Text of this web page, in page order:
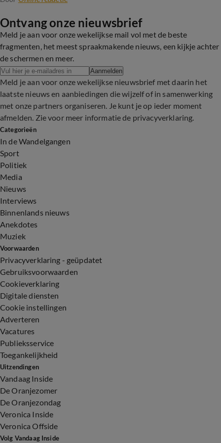
Ontvang onze nieuwsbrief
Meld je aan voor onze wekelijkse mail vol met de beste
fragmenten, het meest spraakmakende nieuws, een kijkje achter
de schermen en meer.
Aanmelden
Meld je aan voor onze wekelijkse nieuwsbrief met daarin het
laatste nieuws en aanbiedingen die wijzelf of in samenwerking
met onze partners organiseren. Je kunt je op ieder moment
afmelden. Zie voor meer informatie de privacyverklaring.
Categorieën
In de Wandelgangen
Sport
Politiek
Media
Nieuws
Interviews
Binnenlands nieuws
Anekdotes
Muziek
Voorwaarden
Privacyverklaring - geüpdatet
Gebruiksvoorwaarden
Cookieverklaring
Digitale diensten
Cookie instellingen
Adverteren
Vacatures
Publieksservice
Toegankelijkheid
Uitzendingen
Vandaag Inside
De Oranjezomer
De Oranjezondag
Veronica Inside
Veronica Offside
Volg Vandaag Inside